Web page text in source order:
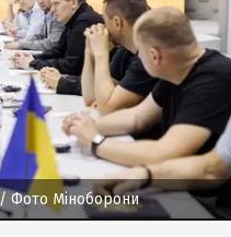
/ Фото Міноборони